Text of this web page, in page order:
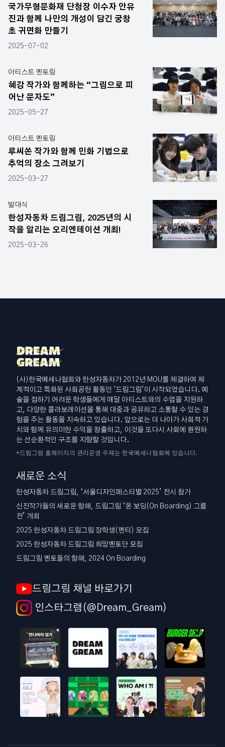
국가무형문화재 단청장 이수자 안유
진과 함께 나만의 개성이 담긴 궁창
초 귀면화 만들기
2025-07-02
아티스트 멘토링
혜강 작가와 함께하는 “그림으로 피
어난 문자도”
2025-05-27
아티스트 멘토링
루씨쏜 작가와 함께 민화 기법으로
추억의 장소 그려보기
2025-03-27
발대식
한성자동차 드림그림, 2025년의 시
작을 알리는 오리엔테이션 개최!
2025-03-26
(사)한국메세나협회와 한성자동차가 2012년 MOU를 체결하여 체
계적이고 특화된 사회공헌 활동인 '드림그림'이 시작되었습니다. 예
술을 접하기 어려운 학생들에게 매달 아티스트와의 수업을 지원하
고, 다양한 콜라보레이션을 통해 대중과 공유하고 소통할 수 있는 경
험을 주는 활동을 지속하고 있습니다. 앞으로는 더 나아가 사회적 가
치와 함께 유의미한 수익을 창출하고, 이것을 또다시 사회에 환원하
는 선순환적인 구조를 지향할 것입니다.
*드림그림 홈페이지의 관리운영 주체는 한국메세나협회에 있습니다.
새로운 소식
한성자동차 드림그림, ‘서울디자인페스티벌 2025’ 전시 참가
신진작가들의 새로운 항해, 드림그림 ‘온 보딩(On Boarding) 그룹
전’ 개최
2025 한성자동차 드림그림 장학생(멘티) 모집
2025 한성자동차 드림그림 희망멘토단 모집
드림그림 멘토들의 항해, 2024 On Boarding
드림그림 채널 바로가기
인스타그램(@Dream_Gream)